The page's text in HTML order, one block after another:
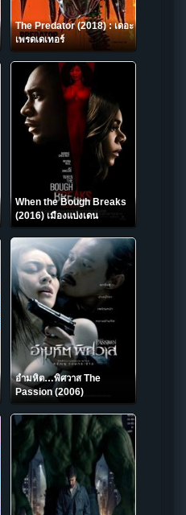
The Predator (2018) : เดอะ
เพรดเดเทอร์
When the Bough Breaks
(2016) เมืองแบ่งเดน
อำมหิต…พิศวาส The
Passion (2006)